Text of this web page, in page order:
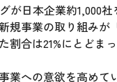
が日本企業約1,000
規事業の取り組み
合は21%にとどまっ
業への意欲を高め